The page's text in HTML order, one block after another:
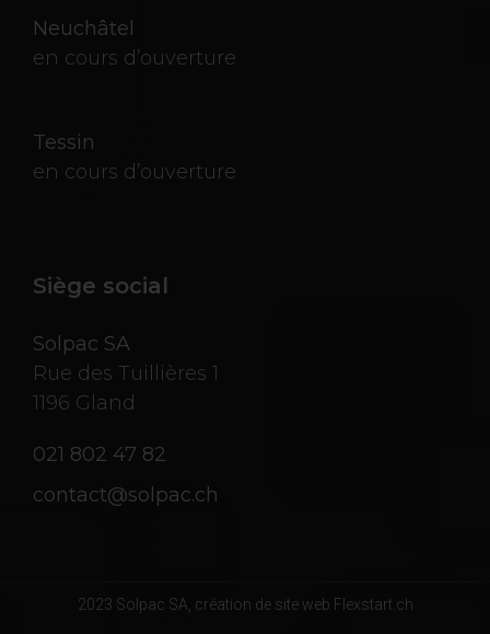
Neuchâtel
en cours d’ouverture
Tessin
en cours d’ouverture
Siège social
Solpac SA
Rue des Tuillières 1
1196 Gland
021 802 47 82
contact@solpac.ch
2023 Solpac SA, création de site web Flexstart.ch